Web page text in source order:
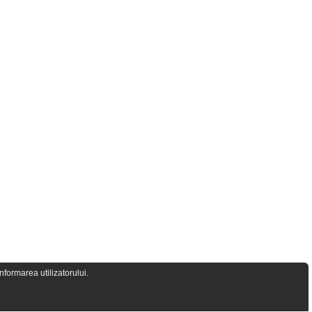
utilizatorului.